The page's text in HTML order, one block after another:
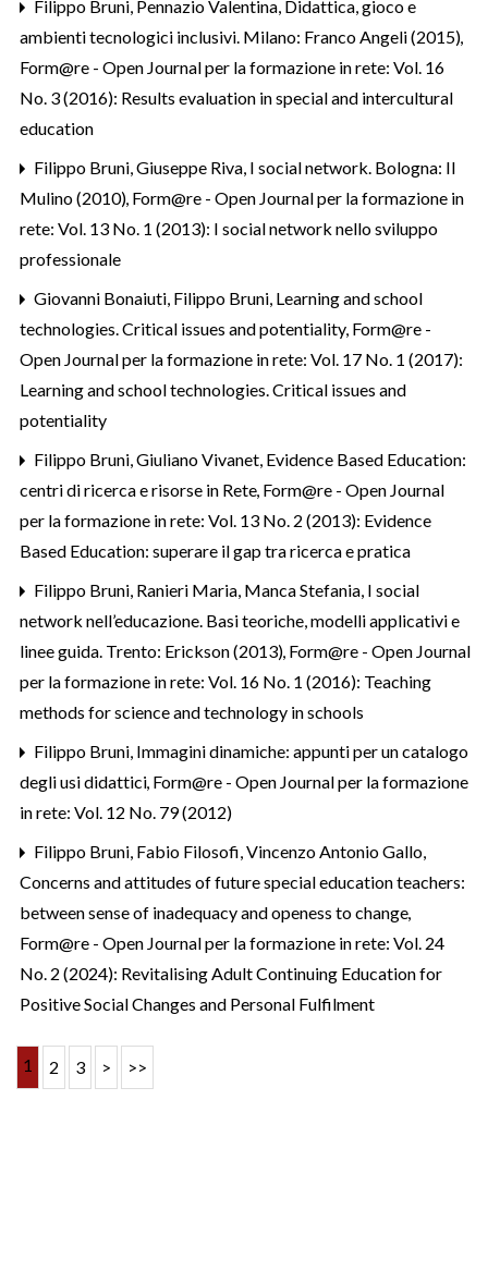
Filippo Bruni, Pennazio Valentina, Didattica, gioco e
ambienti tecnologici inclusivi. Milano: Franco Angeli (2015),
Form@re - Open Journal per la formazione in rete: Vol. 16
No. 3 (2016): Results evaluation in special and intercultural
education
Filippo Bruni,Giuseppe Riva, I social network. Bologna: Il
Mulino (2010), Form@re - Open Journal per la formazione in
rete: Vol. 13 No. 1 (2013): I social network nello sviluppo
professionale
Giovanni Bonaiuti, Filippo Bruni, Learning and school
technologies. Critical issues and potentiality, Form@re -
Open Journal per la formazione in rete: Vol. 17 No. 1 (2017):
Learning and school technologies. Critical issues and
potentiality
Filippo Bruni, Giuliano Vivanet, Evidence Based Education:
centri di ricerca e risorse in Rete, Form@re - Open Journal
per la formazione in rete: Vol. 13 No. 2 (2013): Evidence
Based Education: superare il gap tra ricerca e pratica
Filippo Bruni, Ranieri Maria, Manca Stefania, I social
network nell’educazione. Basi teoriche, modelli applicativi e
linee guida. Trento: Erickson (2013), Form@re - Open Journal
per la formazione in rete: Vol. 16 No. 1 (2016): Teaching
methods for science and technology in schools
Filippo Bruni, Immagini dinamiche: appunti per un catalogo
degli usi didattici, Form@re - Open Journal per la formazione
in rete: Vol. 12 No. 79 (2012)
Filippo Bruni, Fabio Filosofi, Vincenzo Antonio Gallo,
Concerns and attitudes of future special education teachers:
between sense of inadequacy and openess to change,
Form@re - Open Journal per la formazione in rete: Vol. 24
No. 2 (2024): Revitalising Adult Continuing Education for
Positive Social Changes and Personal Fulfilment
1 2 3 > >>